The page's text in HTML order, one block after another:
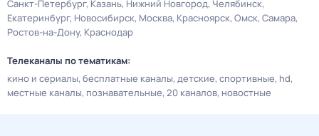
Санкт-Петербург Казань Нижний Новгород Челябинск
Екатеринбург Новосибирск Москва Красноярск Омск Самара
Ростов-на-Дону Краснодар
Телеканалы по тематикам:
кино и сериалы бесплатные каналы детские спортивные hd
местные каналы познавательные 20 каналов новостные